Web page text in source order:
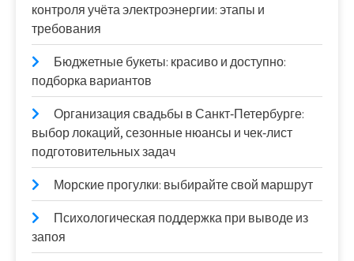
контроля учёта электроэнергии: этапы и
требования
Бюджетные букеты: красиво и доступно:
подборка вариантов
Организация свадьбы в Санкт‑Петербурге:
выбор локаций, сезонные нюансы и чек‑лист
подготовительных задач
Морские прогулки: выбирайте свой маршрут
Психологическая поддержка при выводе из
запоя